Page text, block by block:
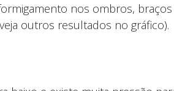
nos ombros,
outros resultados no gráfico).